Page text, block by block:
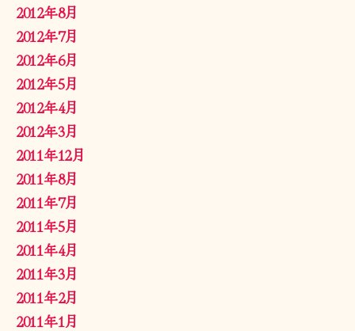
2012年8月
2012年7月
2012年6月
2012年5月
2012年4月
2012年3月
2011年12月
2011年8月
2011年7月
2011年5月
2011年4月
2011年3月
2011年2月
2011年1月